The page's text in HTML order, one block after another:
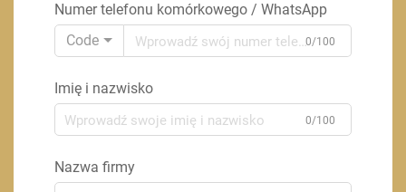
Numer telefonu komórkowego / WhatsApp
Code
0/100
Imię i nazwisko
0/100
Nazwa firmy